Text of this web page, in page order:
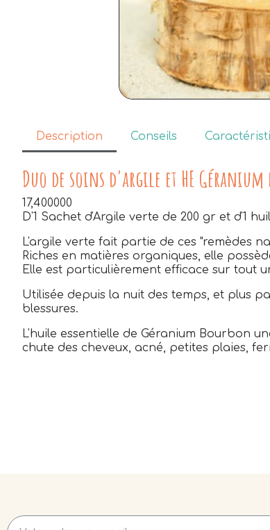
Description Conseils
Duo de soins d'argile et HE
17,400000
D'1 Sachet d'Argile verte de 200 gr et d'1
L'argile verte fait partie de ces "remèdes
Riches en matières organiques, elle
Elle est particulièrement efficace sur tout
Utilisée depuis la nuit des temps, et plus
blessures.
L'huile essentielle de Géranium Bourbon
chute des cheveux, acné, petites plaies,